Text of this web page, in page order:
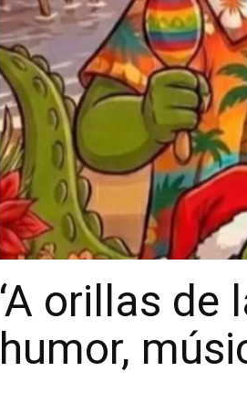
‘A orillas de
humor,